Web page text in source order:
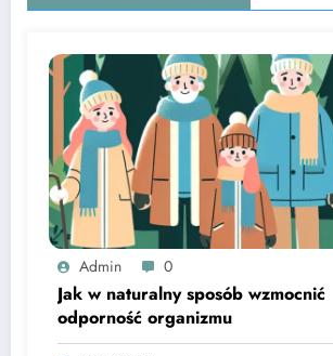
Admin 0
Jak w naturalny sposób wzmocnić
odporność organizmu